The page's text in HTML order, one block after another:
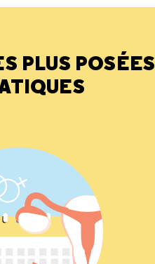
PLUS POSÉES